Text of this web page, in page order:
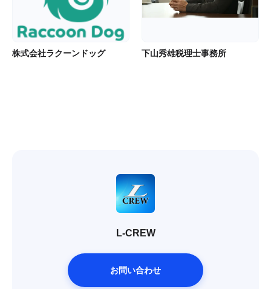
株式会社ラクーンドッグ 下山秀雄税理士事務所
L-CREW
お問い合わせ